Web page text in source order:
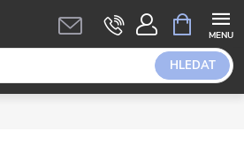
HLEDAT
NÁKUPNÍ
KOŠÍK